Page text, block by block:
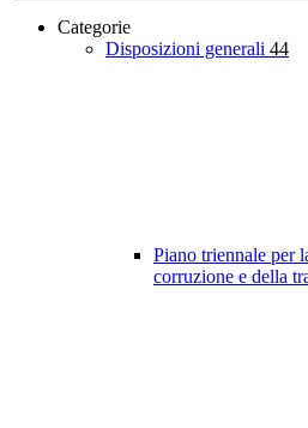
Categorie
Disposizioni generali 44
Piano triennale per
corruzione e della